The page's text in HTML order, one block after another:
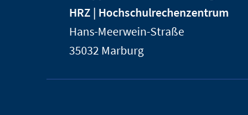
Informationen
Universität
Marburg
HRZ | Hochschulrechenzentrum
Hans-Meerwein-Straße
35032 Marburg